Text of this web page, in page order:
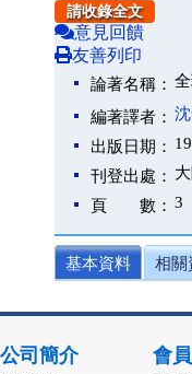
請收錄全文
意見回饋
友善列印
論著名稱：
編著譯者：
出版日期：
刊登出處：
頁 數： 3
基本資料 相關
公司簡介 會